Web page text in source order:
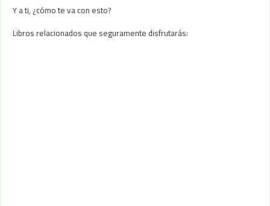
Y a ti, ¿cómo te va con esto?
Libros relacionados que seguramente disfrutarás: